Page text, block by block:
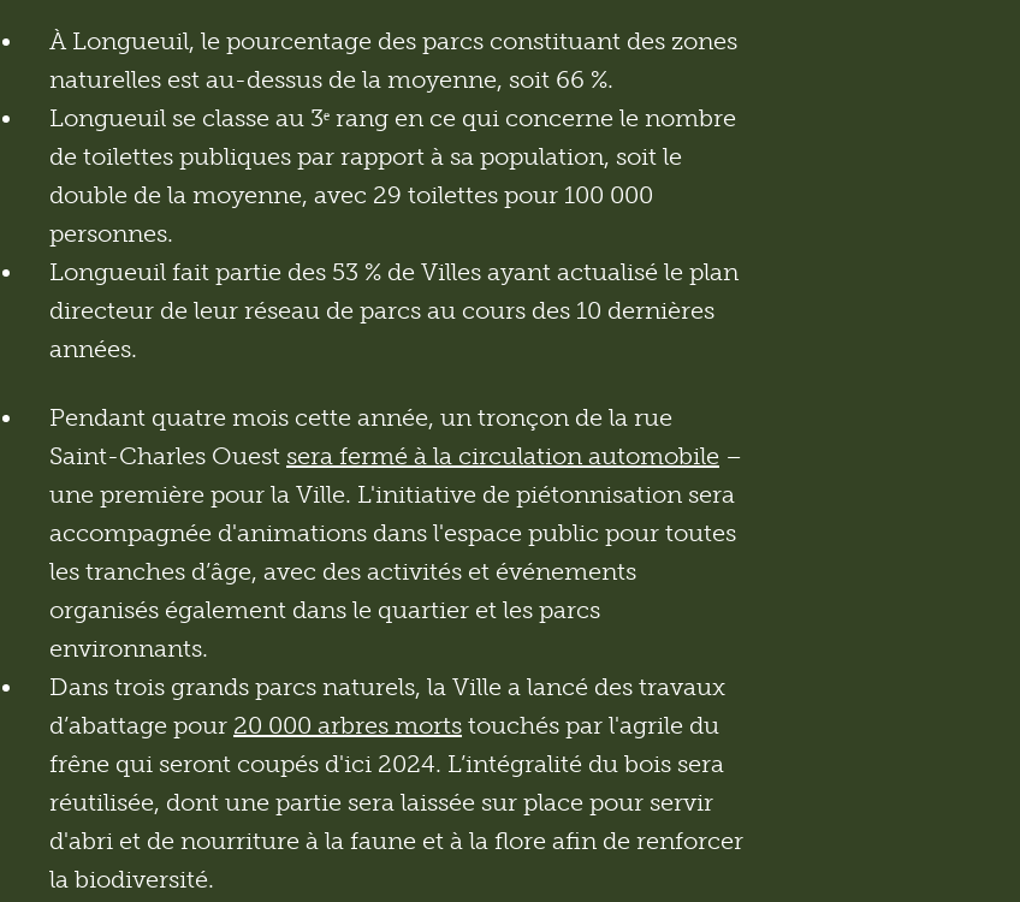
À Longueuil, le pourcentage des parcs constituant des zones
naturelles est au-dessus de la moyenne, soit 66 %.
Longueuil se classe au 3ᵉ rang en ce qui concerne le nombre
de toilettes publiques par rapport à sa population, soit le
double de la moyenne, avec 29 toilettes pour 100 000
personnes.
Longueuil fait partie des 53 % de Villes ayant actualisé le plan
directeur de leur réseau de parcs au cours des 10 dernières
années.
Pendant quatre mois cette année, un tronçon de la rue
Saint-Charles Ouest sera fermé à la circulation automobile –
une première pour la Ville. L'initiative de piétonnisation sera
accompagnée d'animations dans l'espace public pour toutes
les tranches d’âge, avec des activités et événements
organisés également dans le quartier et les parcs
environnants.
Dans trois grands parcs naturels, la Ville a lancé des travaux
d’abattage pour 20 000 arbres morts touchés par l'agrile du
frêne qui seront coupés d'ici 2024. L’intégralité du bois sera
réutilisée, dont une partie sera laissée sur place pour servir
d'abri et de nourriture à la faune et à la flore afin de renforcer
la biodiversité.